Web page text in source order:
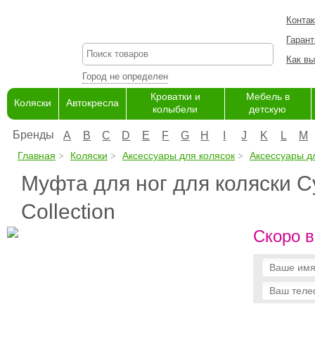
Город не определен
Как
Коляски Автокресла
Кроватки и
колыбели
Мебель в
детскую
Бренды A B C D E F G H J K L M
Главная Коляски Аксессуары для колясок Аксессуары
Муфта для ног для коляски
Collection
Скоро